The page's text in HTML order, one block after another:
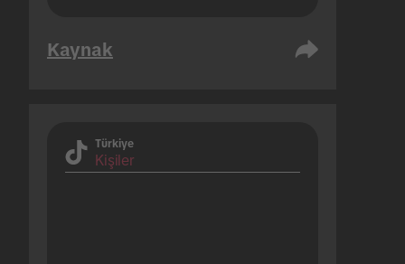
Kaynak
Türkiye
Kişiler